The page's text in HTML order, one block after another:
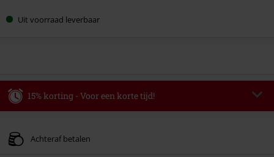
Uit voorraad leverbaar
15% korting - Voor een korte tijd!
Geldig t/m 09-08-2026
Achteraf betalen